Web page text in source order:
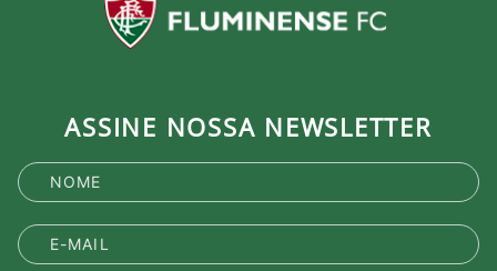
Não alvejar.
Lavar com água fria.
Ao comprar um produto oficial você fortalece seu
clube que recebe royalties com a venda de cada
produto.
ASSINE NOSSA NEWSLETTER